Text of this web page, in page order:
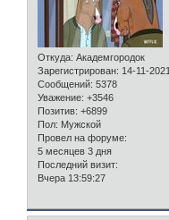
Откуда: Академгородок
Зарегистрирован: 14-11-2021
Сообщений: 5378
Уважение: +3546
Позитив: +6899
Пол: Мужской
Провел на форуме:
5 месяцев 3 дня
Последний визит:
Вчера 13:59:27